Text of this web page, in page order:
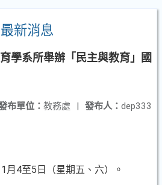
最新消息
學系所舉辦「民主與教育」國
發布人： dep333
布單位： 教務處 |
月4至5日（星期五、六）。